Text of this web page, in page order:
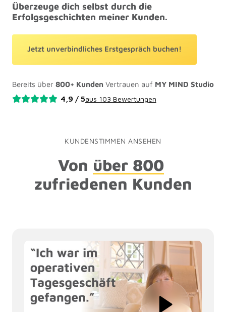
Überzeuge dich selbst durch die
Erfolgsgeschichten meiner Kunden.
Jetzt unverbindliches Erstgespräch buchen!
Bereits über 800+ Kunden Vertrauen auf MY MIND Studio
KUNDENSTIMMEN ANSEHEN
Von über 800
zufriedenen Kunden